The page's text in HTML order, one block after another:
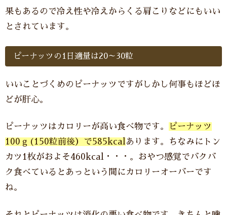
果もあるので冷え性や冷えからくる肩こりなどにもいい
とされています。
ピーナッツの1日適量は20～30粒
いいことづくめのピーナッツですがしかし何事もほどほ
どが肝心。
ピーナッツはカロリーが高い食べ物です。
ピーナッツ
100ｇ(150粒前後）で585kcalあります。ちなみにトン
カツ1枚がおよそ460kcal・・・。おやつ感覚でバクバ
ク食べているとあっという間にカロリーオーバーです
ね。